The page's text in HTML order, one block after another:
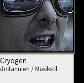
Cryogen
/ Musikstil: